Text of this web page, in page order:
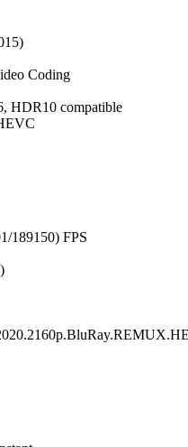
Coding
compatible
FPS